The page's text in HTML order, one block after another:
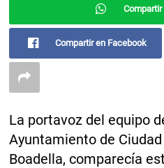
Compartir en Facebook
La portavoz del equipo
Ayuntamiento de
Boadella, comparecía